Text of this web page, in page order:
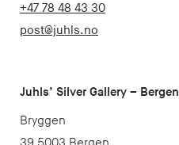
+47 78 48 43 30
post@juhls.no
Juhls’ Silver Gallery – Bergen
Bryggen